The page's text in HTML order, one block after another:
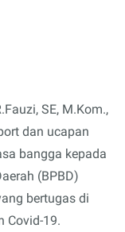
SE, M.Kom.,
dan ucapan
bangga kepada
(BPBD)
bertugas di
Covid-19.